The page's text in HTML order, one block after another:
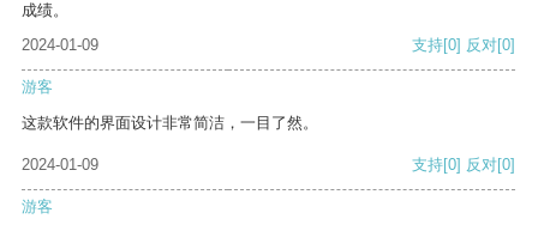
成绩。
2024-01-09
支持[0] 反对[0]
游客
这款软件的界面设计非常简洁，一目了然。
2024-01-09 支持[0] 反对[0]
游客